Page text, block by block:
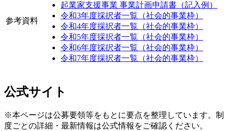
参考資料
起業家支援事業 事業計画申請書（記入例）
令和3年度採択者一覧（社会的事業枠）
令和4年度採択者一覧（社会的事業枠）
令和5年度採択者一覧（社会的事業枠）
令和6年度採択者一覧（社会的事業枠）
令和7年度採択者一覧（社会的事業枠）
公式サイト
※本ページは公募要領等をもとに要点を整理しています。制
度ごとの詳細・最新情報は公式情報をご確認ください。